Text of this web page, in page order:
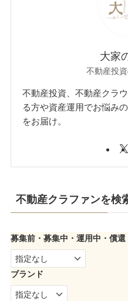
大家
不動産投
不動産投資、不動産クラ
る方や資産運用でお悩み
をお届け。
不動産クラファンを検
募集前・募集中・運用中・償還
ブランド